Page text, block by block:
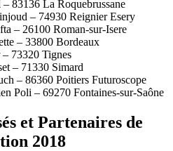
83136 La Roquebrussane
– 74930 Reignier Esery
– 26100 Roman-sur-Isere
– 33800 Bordeaux
73320 Tignes
– 71330 Simard
– 86360 Poitiers Futuroscope
Poli – 69270 Fontaines-sur-Saône
et Partenaires de
2018